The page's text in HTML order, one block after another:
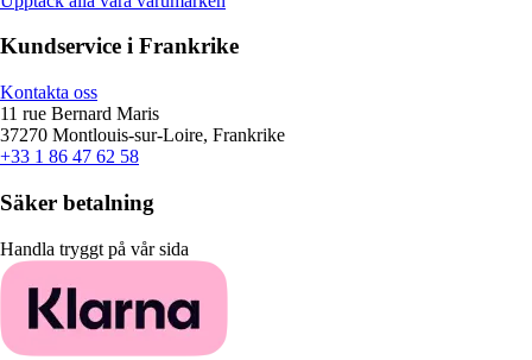
Kundservice i Frankrike
Kontakta oss
11 rue Bernard Maris
37270 Montlouis-sur-Loire, Frankrike
+33 1 86 47 62 58
Säker betalning
Handla tryggt på vår sida